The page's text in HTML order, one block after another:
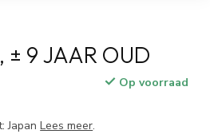
± 9 JAAR OUD
Op voorraad
JapanLees meer.